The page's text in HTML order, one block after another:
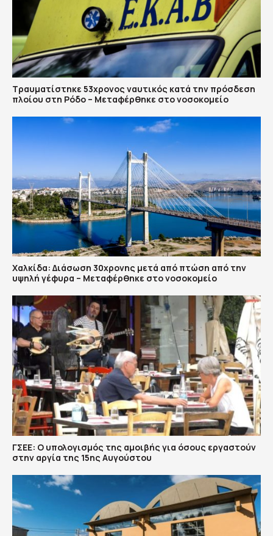
Τραυματίστηκε 53χρονος ναυτικός κατά την πρόσδεση
πλοίου στη Ρόδο – Μεταφέρθηκε στο νοσοκομείο
Χαλκίδα: Διάσωση 30χρονης μετά από πτώση από την
υψηλή γέφυρα – Μεταφέρθηκε στο νοσοκομείο
ΓΣΕΕ: Ο υπολογισμός της αμοιβής για όσους εργαστούν
στην αργία της 15ης Αυγούστου